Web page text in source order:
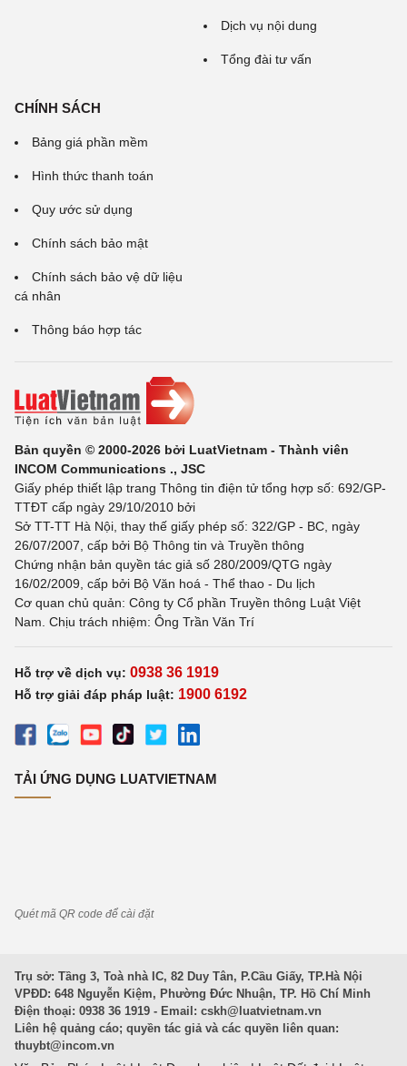
Dịch vụ nội dung
Tổng đài tư vấn
CHÍNH SÁCH
Bảng giá phần mềm
Hình thức thanh toán
Quy ước sử dụng
Chính sách bảo mật
Chính sách bảo vệ dữ liệu
cá nhân
Thông báo hợp tác
Bản quyền © 2000-2026 bởi LuatVietnam - Thành viên
INCOM Communications ., JSC
Giấy phép thiết lập trang Thông tin điện tử tổng hợp số: 692/GP-
TTĐT cấp ngày 29/10/2010 bởi
Sở TT-TT Hà Nội, thay thế giấy phép số: 322/GP - BC, ngày
26/07/2007, cấp bởi Bộ Thông tin và Truyền thông
Chứng nhận bản quyền tác giả số 280/2009/QTG ngày
16/02/2009, cấp bởi Bộ Văn hoá - Thể thao - Du lịch
Cơ quan chủ quản: Công ty Cổ phần Truyền thông Luật Việt
Nam. Chịu trách nhiệm: Ông Trần Văn Trí
Hỗ trợ về dịch vụ: 0938 36 1919
Hỗ trợ giải đáp pháp luật: 1900 6192
TẢI ỨNG DỤNG LUATVIETNAM
Quét mã QR code để cài đặt
Trụ sở: Tầng 3, Toà nhà IC, 82 Duy Tân, P.Cầu Giấy, TP.Hà Nội
VPĐD: 648 Nguyễn Kiệm, Phường Đức Nhuận, TP. Hồ Chí Minh
Điện thoại: 0938 36 1919 - Email: cskh@luatvietnam.vn
Liên hệ quảng cáo; quyền tác giả và các quyền liên quan:
thuybt@incom.vn